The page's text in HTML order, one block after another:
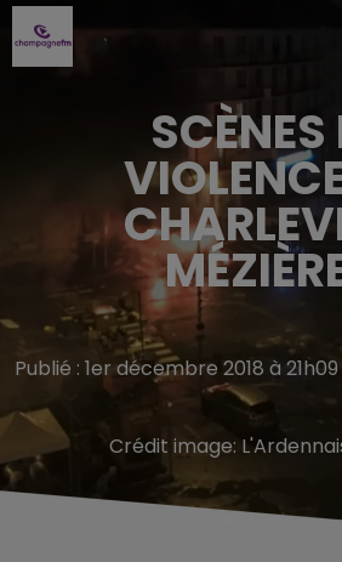
SCÈNES
Publié : 1er décembre 2018 à
Crédit image: